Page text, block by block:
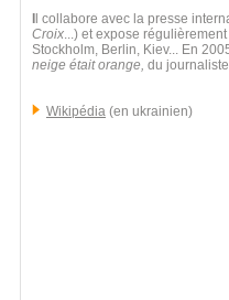
l collabore avec la presse
Croix...) et expose
Stockholm, Berlin, Kiev... En
neige était orange, du
Wikipédia (en ukrainien)